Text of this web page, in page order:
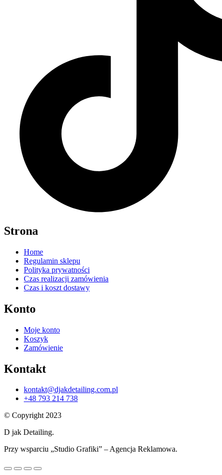
Strona
Home
Regulamin sklepu
Polityka prywatności
Czas realizacji zamówienia
Czas i koszt dostawy
Konto
Moje konto
Koszyk
Zamówienie
Kontakt
kontakt@djakdetailing.com.pl
+48 793 214 738
© Copyright 2023
D jak Detailing.
Przy wsparciu „Studio Grafiki” – Agencja Reklamowa.